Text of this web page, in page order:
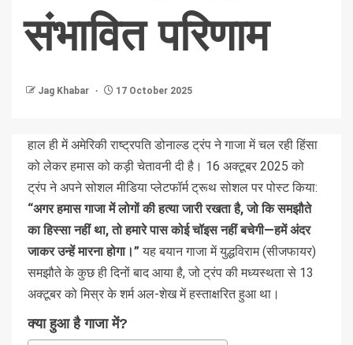
संभावित परिणाम
Jag Khabar 17 October 2025
हाल ही में अमेरिकी राष्ट्रपति डोनाल्ड ट्रंप ने गाजा में चल रही हिंसा
को लेकर हमास को कड़ी चेतावनी दी है। 16 अक्टूबर 2025 को
ट्रंप ने अपने सोशल मीडिया प्लेटफॉर्म ट्रूथ सोशल पर पोस्ट किया:
“अगर हमास गाजा में लोगों की हत्या जारी रखता है, जो कि समझौते
का हिस्सा नहीं था, तो हमारे पास कोई चॉइस नहीं बचेगी—हमें अंदर
जाकर उन्हें मारना होगा।” यह बयान गाजा में युद्धविराम (सीजफायर)
समझौते के कुछ ही दिनों बाद आया है, जो ट्रंप की मध्यस्थता से 13
अक्टूबर को मिस्र के शर्म अल-शेख में हस्ताक्षरित हुआ था।
क्या हुआ है गाजा में?